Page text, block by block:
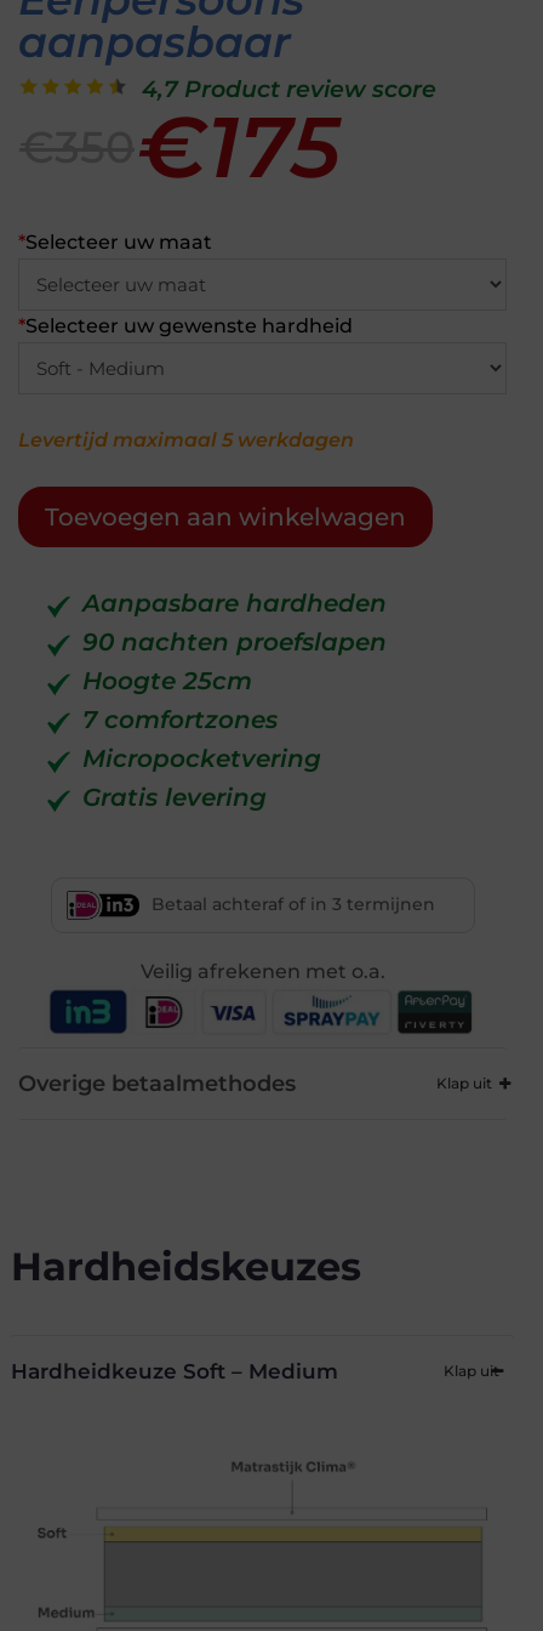
aanpasbaar
4,7 Product review score
€175
*Selecteer uw maat
*Selecteer uw gewenste hardheid
Levertijd maximaal 5 werkdagen
Toevoegen aan winkelwagen
Aanpasbare hardheden
90 nachten proefslapen
Hoogte 25cm
7 comfortzones
Micropocketvering
Gratis levering
Betaal achteraf of in 3 termijnen
Veilig afrekenen met o.a.
Overige betaalmethodes
Hardheidskeuzes
Hardheidkeuze Soft – Medium